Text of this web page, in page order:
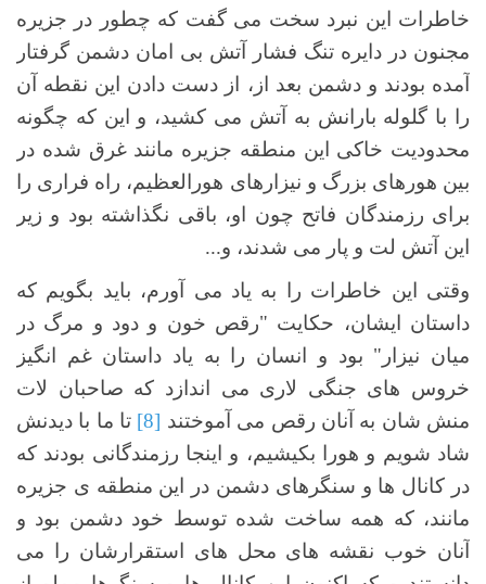
خاطرات این نبرد سخت می گفت که چطور در جزیره
مجنون در دایره تنگ فشار آتش بی امان دشمن گرفتار
آمده بودند و دشمن بعد از، از دست دادن این نقطه آن
را با گلوله بارانش به آتش می کشید، و این که چگونه
محدودیت خاکی این منطقه جزیره مانند غرق شده در
بین هورهای بزرگ و نیزارهای هورالعظیم، راه فراری را
برای رزمندگان فاتح چون او، باقی نگذاشته بود و زیر
این آتش لت و پار می شدند، و...
وقتی این خاطرات را به یاد می آورم، باید بگویم که
داستان ایشان، حکایت "رقص خون و دود و مرگ در
میان نیزار" بود و انسان را به یاد داستان غم انگیز
خروس های جنگی لاری می اندازد که صاحبان لات
منش شان به آنان رقص می آموختند [8]
تا ما با دیدنش
شاد شویم و هورا بکیشیم، و اینجا رزمندگانی بودند که
در کانال ها و سنگرهای دشمن در این منطقه ی جزیره
مانند، که همه ساخت شده توسط خود دشمن بود و
آنان خوب نقشه های محل های استقرارشان را می